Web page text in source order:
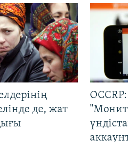
де, жат